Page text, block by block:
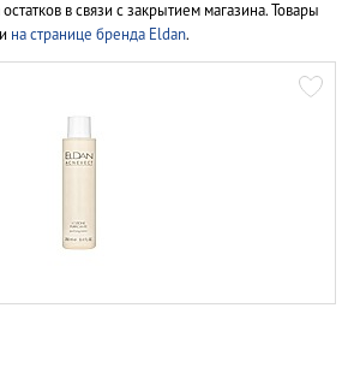
в связи с закрытием магазина. Товары
на странице бренда Eldan.